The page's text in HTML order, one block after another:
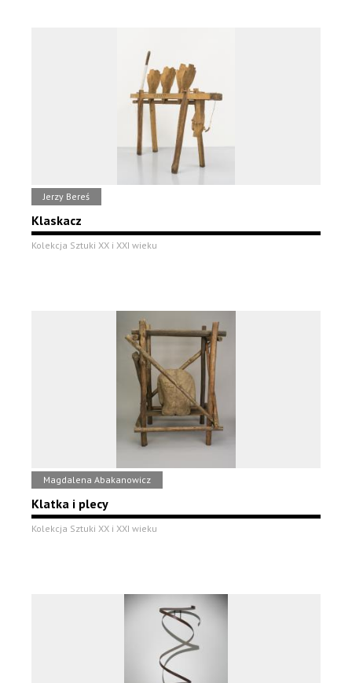
Jerzy Bereś
Klaskacz
Kolekcja Sztuki XX i XXI wieku
Magdalena Abakanowicz
Klatka i plecy
Kolekcja Sztuki XX i XXI wieku